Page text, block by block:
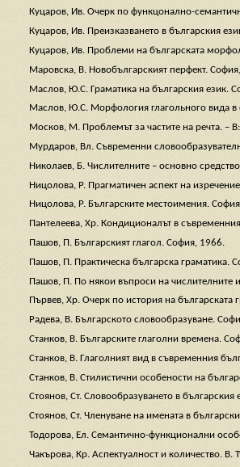
Куцаров, Ив. Очерк по функцонално-
Куцаров, Ив. Преизказването в българския
Куцаров, Ив. Проблеми на българската
Маровска, В. Новобългарският перфект.
Маслов, Ю.С. Граматика на българския език.
Маслов, Ю.С. Морфология глагольного вида
Москов, М. Проблемът за частите на речта. –
Мурдаров, Вл. Съвременни
Николаев, Б. Числителните – основно
Ницолова, Р. Прагматичен аспект на
Ницолова, Р. Българските местоимения.
Пантелеева, Хр. Кондиционалът в
Пашов, П. Българският глагол. София, 1966.
Пашов, П. Практическа българска граматика.
Пашов, П. По някои въпроси на числителните
Първев, Хр. Очерк по история на българската
Радева, В. Българското словообразуване.
Станков, В. Българските глаголни времена.
Станков, В. Глаголният вид в съвременния
Станков, В. Стилистични особености на
Стоянов, Ст. Словообразуването в
Стоянов, Ст. Членуване на имената в
Тодорова, Ел. Семантично-функционални
Чакърова, Кр. Аспектуалност и количество. В.